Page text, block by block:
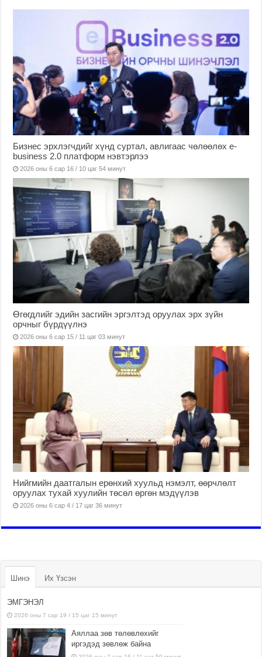
Бизнес эрхлэгчдийг хүнд суртал, авлигаас чөлөөлөх е-
business 2.0 платформ нэвтэрлээ
2026 оны 6 сар 16 / 10 цаг 54 минут
Өгөгдлийг эдийн засгийн эргэлтэд оруулах эрх зүйн
орчныг бүрдүүлнэ
2026 оны 6 сар 15 / 11 цаг 03 минут
Нийгмийн даатгалын ерөнхий хуульд нэмэлт, өөрчлөлт
оруулах тухай хуулийн төсөл өргөн мэдүүлэв
2026 оны 6 сар 4 / 17 цаг 36 минут
Шинэ Их Үзсэн
ЭМГЭНЭЛ
2026 оны 7 сар 19 / 15 цаг 15 минут
Аяллаа зөв төлөвлөхийг
иргэдэд зөвлөж байна